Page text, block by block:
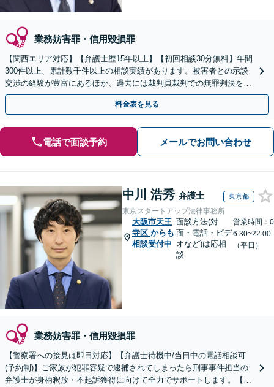
業務妨害罪・信用毀損罪
【関西エリア対応】【弁護士歴15年以上】【初回相談30分無料】年間
300件以上、累計数千件以上の相談実績があります。被害者との示談
交渉の経験が豊富にあるほか、過去には裁判員裁判での無罪判決を獲
得した実績もあります。ぜひお任せください。
料金表を見る
電話で面談予約 メールでお問い合わせ
中川 浩秀 弁護士 東京都
東京スタートアップ法律事務所
大阪市天王
寺区 からも
相談受付中
面談方法(対
面・電話・ビデ
オなど)は応相
談
営業時間：0
6:30~22:00
（平日）
業務妨害罪・信用毀損罪
【警察署への接見は即日対応】【弁護士待機中/当日中の電話相談可
(予約制)】ご家族が犯罪容疑で逮捕されてしまったら刑事事件担当の
弁護士が身柄釈放・不起訴獲得に向けて全力でサポートします。【毎